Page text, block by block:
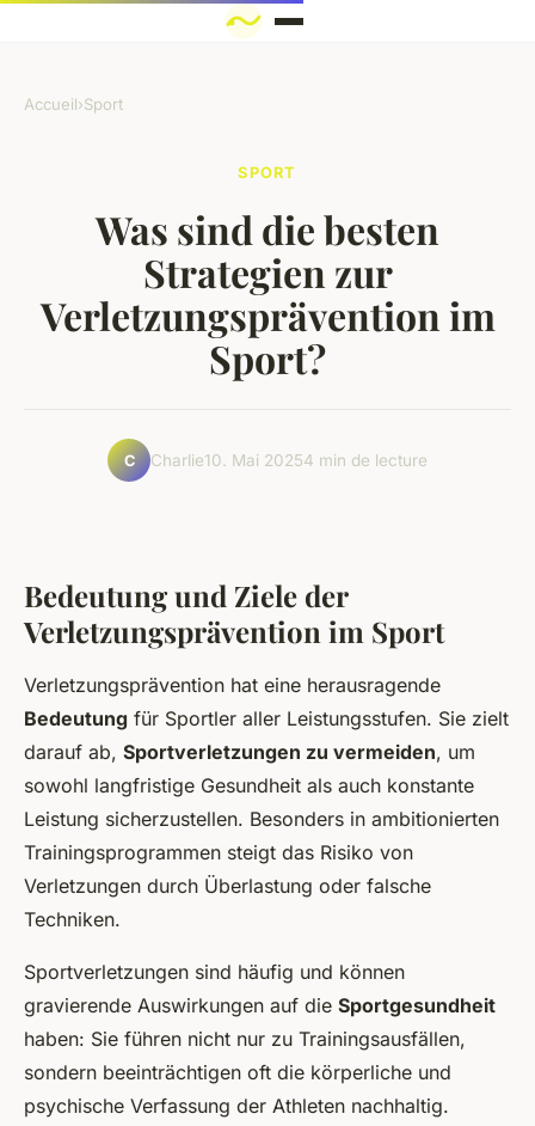
Accueil›Sport
SPORT
Was sind die besten
Strategien zur
Verletzungsprävention im
Sport?
C Charlie10. Mai 20254 min de lecture
Bedeutung und Ziele der
Verletzungsprävention im Sport
Verletzungsprävention hat eine herausragende
Bedeutung für Sportler aller Leistungsstufen. Sie zielt
darauf ab, Sportverletzungen zu vermeiden, um
sowohl langfristige Gesundheit als auch konstante
Leistung sicherzustellen. Besonders in ambitionierten
Trainingsprogrammen steigt das Risiko von
Verletzungen durch Überlastung oder falsche
Techniken.
Sportverletzungen sind häufig und können
gravierende Auswirkungen auf die Sportgesundheit
haben: Sie führen nicht nur zu Trainingsausfällen,
sondern beeinträchtigen oft die körperliche und
psychische Verfassung der Athleten nachhaltig.